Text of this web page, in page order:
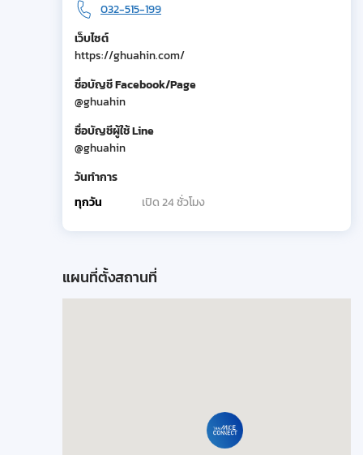
032-515-199
เว็บไซต์
https://ghuahin.com/
ชื่อบัญชี Facebook/Page
@ghuahin
ชื่อบัญชีผู้ใช้ Line
@ghuahin
วันทำการ
ทุกวัน
เปิด 24 ชั่วโมง
แผนที่ตั้งสถานที่